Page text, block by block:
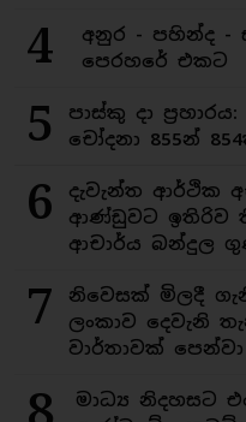
4
අනුර - පහින්ද
පෙරහරේ එකට
5
පාස්කු දා
චෝදනා 855න්
6
දැවැන්ත ආර්ථික
ආණ්ඩුවට ඉතිරිව
ආචාර්ය බන්දුල
7
නිවෙසක් මිලදී
ලංකාව දෙවැනි
වාර්තාවක්
මාධ්‍ය නිදහසට